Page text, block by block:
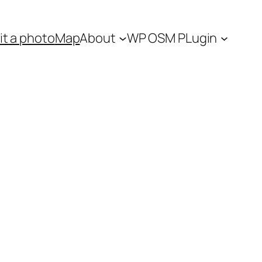
a photoMapAbout WP OSM PLugin